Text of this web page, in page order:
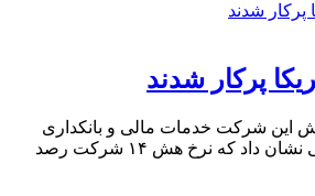
پرکار شدند
این شرکت خدمات مالی و بانکداری
چندملیتی آمریکایی نشان داد که نرخ هش ۱۴ شرکت رصد